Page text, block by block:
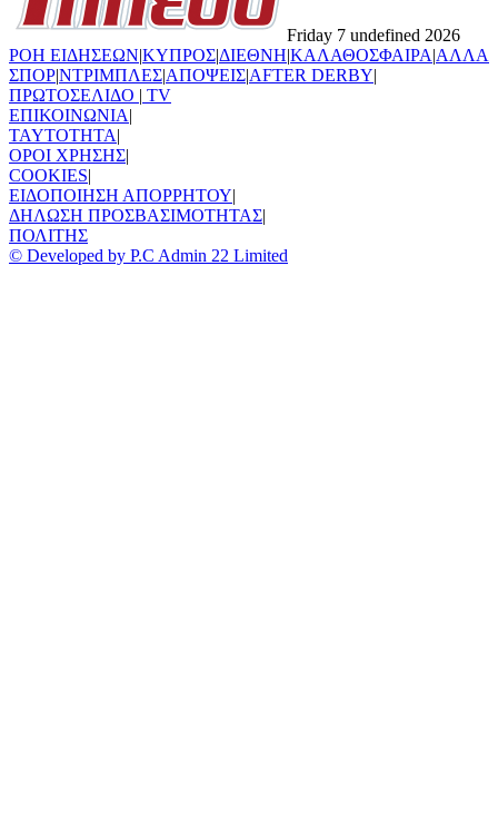
Friday 7 undefined 2026
ΡΟΗ ΕΙΔΗΣΕΩΝ|ΚΥΠΡΟΣ|ΔΙΕΘΝΗ|ΚΑΛΑΘΟΣΦΑΙΡΑ|ΑΛΛΑ
ΣΠΟΡ|ΝΤΡΙΜΠΛΕΣ|ΑΠΟΨΕΙΣ|AFTER DERBY|
ΠΡΩΤΟΣΕΛΙΔΟ | TV
ΕΠΙΚΟΙΝΩΝΙΑ|
TAYTOTHTA|
ΟΡΟΙ ΧΡΗΣΗΣ|
COOKIES|
ΕΙΔΟΠΟΙΗΣΗ ΑΠΟΡΡΗΤΟΥ|
ΔΗΛΩΣΗ ΠΡΟΣΒΑΣΙΜΟΤΗΤΑΣ|
ΠΟΛΙΤΗΣ
© Developed by P.C Admin 22 Limited